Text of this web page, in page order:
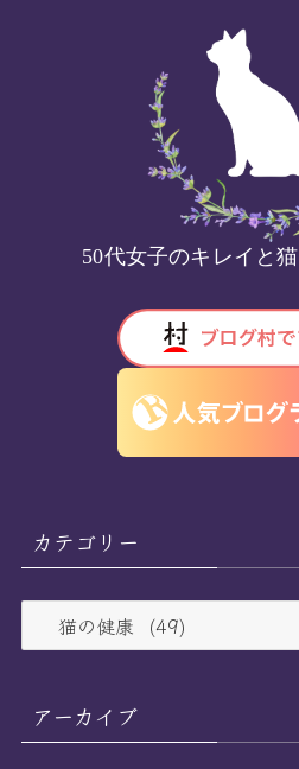
50代女子のキレイと
カテゴリー
テ
ー
アーカイブ